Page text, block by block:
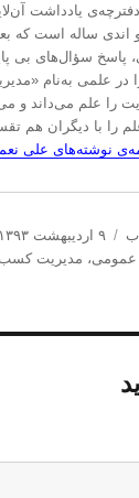
دفترچه‌ی یادداشت‌
۴۰ و اندی ساله است
پاسخ سؤال‌های بی
در علمی به‌نام
را علم می‌داند و
را با دیگران هم
نوشته‌های علی
ا
ر
۹ اردیبهشت ۱۳۹۳
عمومی، مدیریت